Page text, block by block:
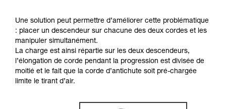
informations de la notice technique pour
pouvoir comprendre ce complément
d’informations.
Maîtriser ces techniques nécessite une
formation et un entraînement spécifique. Validez
avec un professionnel votre capacité à refaire
la manipulation, seul, en toute sécurité, avant
Nous donnons des exemples de techniques
Une solution peut permettre d’améliorer cette problématique
: placer un descendeur sur chacune des deux cordes et les
manipuler simultanément.
La charge est ainsi répartie sur les deux descendeurs,
l’élongation de corde pendant la progression est divisée de
moitié et le fait que la corde d’antichute soit pré-chargée
limite le tirant d’air.